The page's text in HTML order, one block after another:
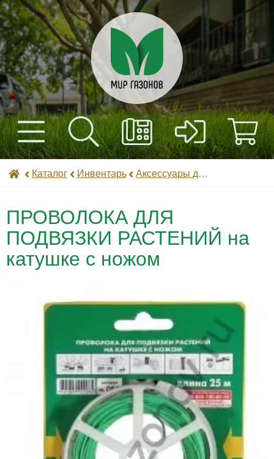
Каталог
Оплата
Контакты
+7(495) 597-82-01
Найти
Мир газонов
Каталог Инвентарь Аксессуары для садоводства
ПРОВОЛОКА ДЛЯ
ПОДВЯЗКИ РАСТЕНИЙ на
катушке с ножом